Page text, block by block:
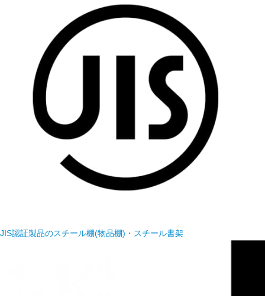
JIS認証製品のスチール棚(物品棚)・スチール書架